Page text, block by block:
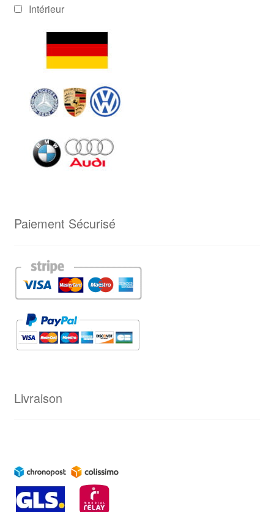
Intérieur
Paiement Sécurisé
Livraison